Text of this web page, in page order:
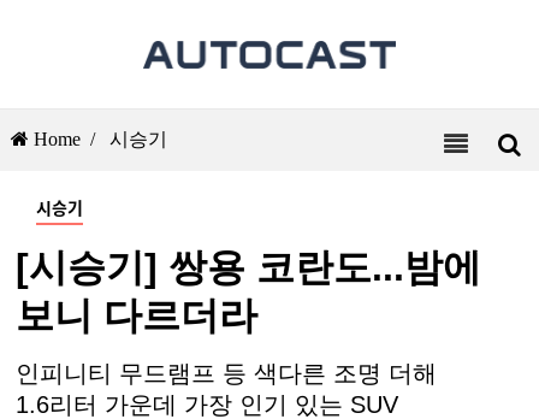
Home / 시승기
시승기
[시승기] 쌍용 코란도...밤에
보니 다르더라
인피니티 무드램프 등 색다른 조명 더해
1.6리터 가운데 가장 인기 있는 SUV